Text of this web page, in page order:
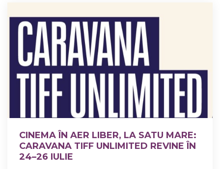
CINEMA ÎN AER LIBER, LA SATU MARE:
CARAVANA TIFF UNLIMITED REVINE ÎN
24–26 IULIE